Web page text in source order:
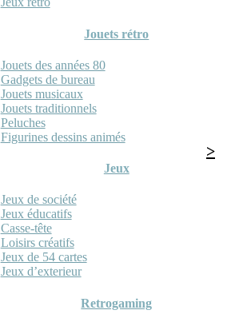
Jouets rétro
Jouets des années 80
Gadgets de bureau
Jouets musicaux
Jouets traditionnels
Peluches
Figurines dessins animés
Jeux
Jeux de société
Jeux éducatifs
Casse-tête
Loisirs créatifs
Jeux de 54 cartes
Jeux d’exterieur
Retrogaming